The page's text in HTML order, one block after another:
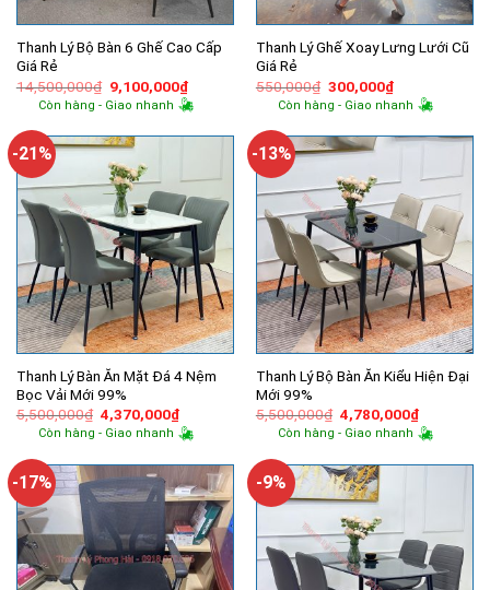
Thanh Lý Bộ Bàn 6 Ghế Cao Cấp
Giá Rẻ
14,500,000₫ Giá
gốc
là:
9,100,000₫Giá
hiện
tại
9,100,000₫.
Còn hàng - Giao nhanh
Thanh Lý Ghế Xoay Lưng Lưới Cũ
Giá Rẻ
550,000₫ Giá
gốc
là:
300,000₫Giá
hiện
tại
300,000₫.
Còn hàng - Giao nhanh
-21%
Thanh Lý Bàn Ăn Mặt Đá 4 Nệm
Bọc Vải Mới 99%
5,500,000₫ Giá
gốc
là:
4,370,000₫Giá
hiện
tại
4,370,000₫.
Còn hàng - Giao nhanh
-13%
Thanh Lý Bộ Bàn Ăn Kiểu Hiện Đại
Mới 99%
5,500,000₫ Giá
gốc
là:
4,780,000₫Giá
hiện
tại
Còn hàng - Giao nhanh
-17% -9%